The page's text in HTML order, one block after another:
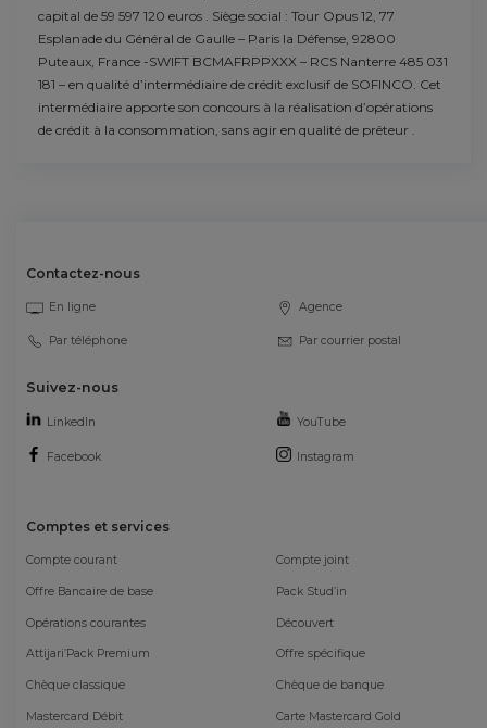
capital de 59 597 120 euros . Siège social : Tour Opus 12, 77
Esplanade du Général de Gaulle – Paris la Défense, 92800
Puteaux, France -SWIFT BCMAFRPPXXX – RCS Nanterre 485 031
181 – en qualité d’intermédiaire de crédit exclusif de SOFINCO. Cet
intermédiaire apporte son concours à la réalisation d’opérations
de crédit à la consommation, sans agir en qualité de prêteur .
Contactez-nous
En ligne Agence
Par téléphone Par courrier postal
Suivez-nous
LinkedIn YouTube
Facebook Instagram
Comptes et services
Compte courant Compte joint
Offre Bancaire de base Pack Stud’in
Opérations courantes Découvert
Attijari’Pack Premium Offre spécifique
Chèque classique Chèque de banque
Mastercard Débit Carte Mastercard Gold